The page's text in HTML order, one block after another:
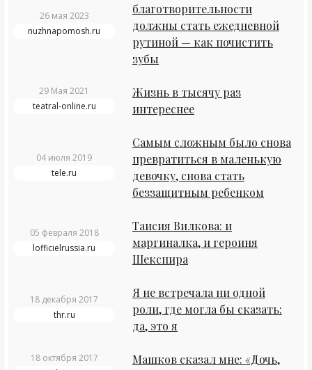
26 мая 2023
nuzhnapomosh.ru
благотворительности
должны стать ежедневной
рутиной — как почистить
зубы
29 Мая 2021
teatral-online.ru
Жизнь в тысячу раз
интереснее
04 июля 2019
tele.ru
Самым сложным было снова
превратиться в маленькую
девочку, снова стать
беззащитным ребенком
05 февраля 2018
lofficielrussia.ru
Таисия Вилкова: и
маргиналка, и героиня
Шекспира
18 декабря 2017
thr.ru
Я не встречала ни одной
роли, где могла бы сказать:
да, это я
18 октября 2017
Машков сказал мне: «Дочь,